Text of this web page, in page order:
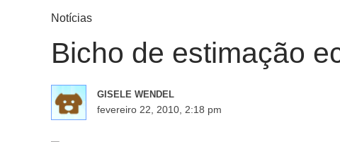
Notícias
Bicho de estimação
GISELE WENDEL
fevereiro 22, 2010, 2:18 pm